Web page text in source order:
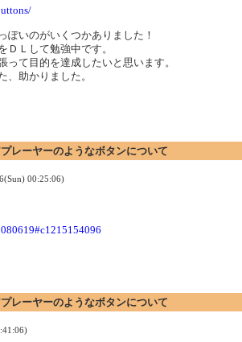
ぽいのがいくつかありました！
ＤＬして勉強中です。
て目的を達成したいと思います。
、助かりました。
レーヤーのようなボタンについて
00:25:06)
レーヤーのようなボタンについて